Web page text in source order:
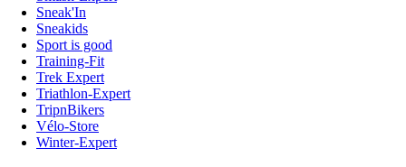
Sneak'In
Sneakids
Sport is good
Training-Fit
Trek Expert
Triathlon-Expert
TripnBikers
Vélo-Store
Winter-Expert